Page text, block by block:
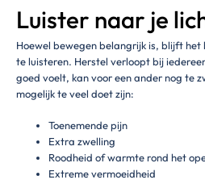
Luister naar je
Hoewel bewegen belangrijk is, blijft
te luisteren. Herstel verloopt bij
goed voelt, kan voor een ander nog te
mogelijk te veel doet zijn:
Toenemende pijn
Extra zwelling
Roodheid of warmte rond het
Extreme vermoeidheid